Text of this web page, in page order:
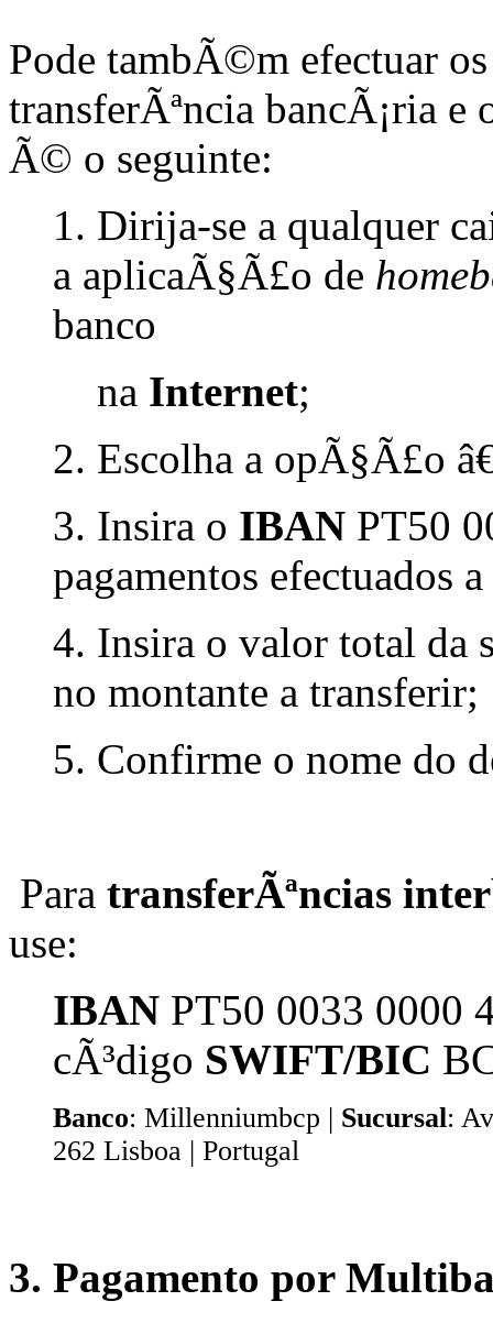
Pode tambÃ©m efectuar
transferÃªncia bancÃ¡ria e
Ã© o seguinte:
1. Dirija-se a qualquer
a aplicaÃ§Ã£o de
banco
na Internet;
2. Escolha a opÃ§Ã£o
3. Insira o IBAN PT50
pagamentos efectuados
4. Insira o valor total da
no montante a transferir;
5. Confirme o nome do
Para transferÃªncias
use:
IBAN PT50 0033 0000
cÃ³digo SWIFT/BIC
Banco: Millenniumbcp | Sucursal:
262 Lisboa | Portugal
3. Pagamento por